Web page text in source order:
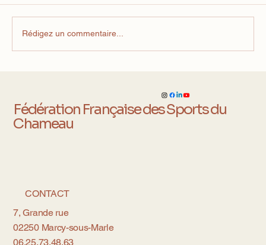
accueille la Coupe de France et un duel
international inédit !
Rédigez un commentaire...
Fédération Française des Sports du
Chameau
CONTACT
7, Grande rue
02250 Marcy-sous-Marle
06.25.73.48.63